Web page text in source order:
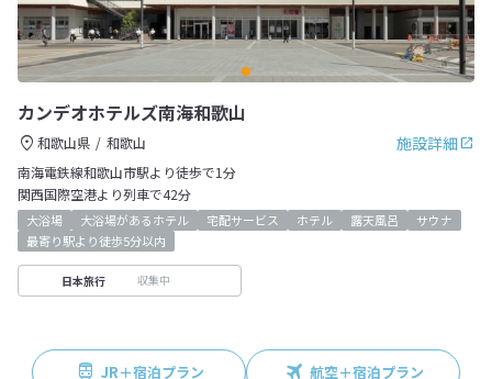
カンデオホテルズ南海和歌山
施設詳細
和歌山県
和歌山
南海電鉄線和歌山市駅より徒歩で1分
関西国際空港より列車で42分
大浴場 大浴場があるホテル 宅配サービス ホテル 露天風呂
サウナ
最寄り駅より徒歩5分以内
日本旅行 収集中
JR＋宿泊プラン 航空＋宿泊プラン